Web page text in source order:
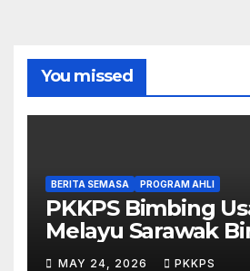
You missed
BERITA SEMASA PROGRAM AHLI
PKKPS Bimbing
Melayu Sarawak
Salepage Guna AI
MAY 24, 2026 PKKPS